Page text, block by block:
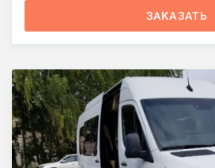
ЗАКАЗАТЬ